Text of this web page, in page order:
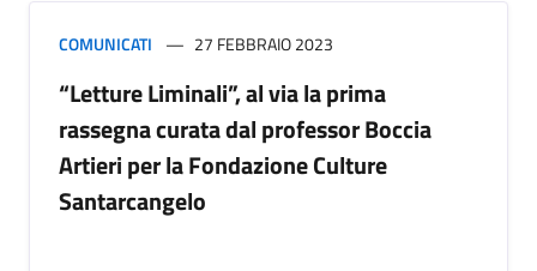
COMUNICATI 27 FEBBRAIO 2023
“Letture Liminali”, al via la prima
rassegna curata dal professor Boccia
Artieri per la Fondazione Culture
Santarcangelo